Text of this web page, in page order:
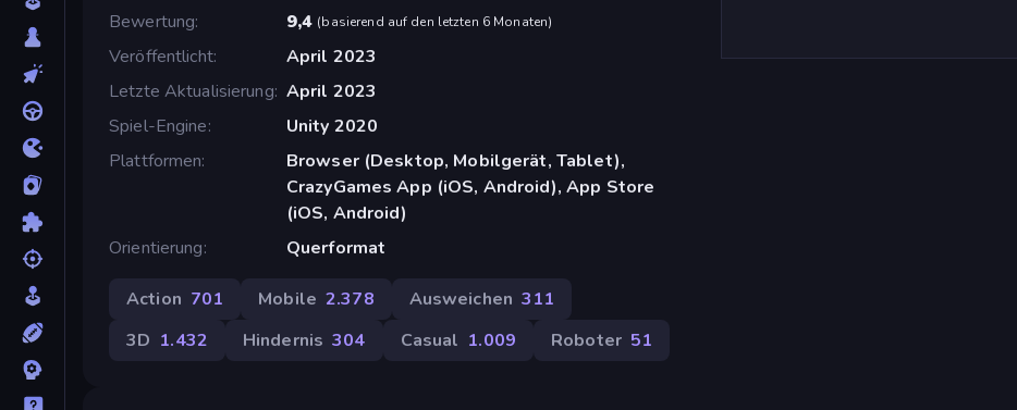
Bewertung
9,4 (basierend auf den letzten 6 Monaten)
Veröffentlicht
April 2023
Letzte Aktualisierung April 2023
Spiel-Engine
Unity 2020
Plattformen
Browser (Desktop, Mobilgerät, Tablet),
CrazyGames App (iOS, Android), App Store
(iOS, Android)
Orientierung
Querformat
Action 701 Mobile 2.378 Ausweichen 311
3D 1.432 Hindernis 304 Casual 1.009 Roboter 51